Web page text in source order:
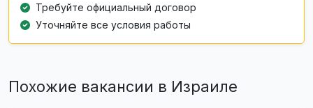
Требуйте официальный договор
Уточняйте все условия работы
Похожие вакансии в Израиле